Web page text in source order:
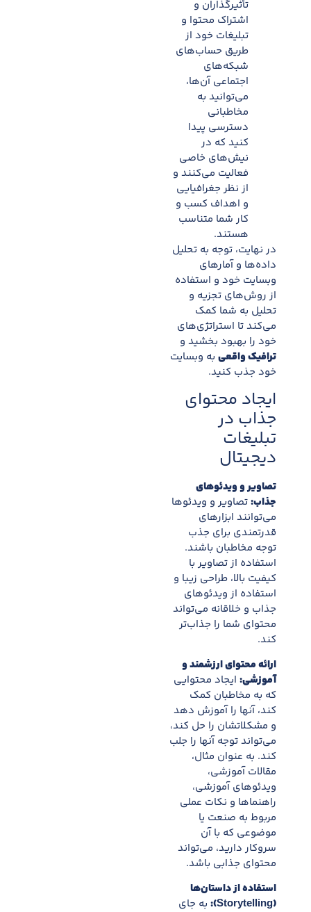
تأثیرگذاران و
اشتراک محتوا و
تبلیغات خود از
طریق حساب‌های
شبکه‌های
اجتماعی آن‌ها،
می‌توانید به
مخاطبانی
دسترسی پیدا
کنید که در
نیش‌های خاصی
فعالیت می‌کنند و
از نظر جغرافیایی
و اهداف کسب و
کار شما متناسب
هستند.
در نهایت، توجه به تحلیل
داده‌ها و آمارهای
وبسایت خود و استفاده
از روش‌های تجزیه و
تحلیل به شما کمک
می‌کند تا استراتژی‌های
خود را بهبود بخشید و
ترافیک واقعی به وبسایت
خود جذب کنید.
ایجاد محتوای
جذاب در
تبلیغات
دیجیتال
تصاویر و ویدئوهای
جذاب:تصاویر و ویدئوها
می‌توانند ابزارهای
قدرتمندی برای جذب
توجه مخاطبان باشند.
استفاده از تصاویر با
کیفیت بالا، طراحی زیبا و
استفاده از ویدئوهای
جذاب و خلاقانه می‌تواند
محتوای شما را جذاب‌تر
کند.
ارائه محتوای ارزشمند و
آموزشی: ایجاد محتوایی
که به مخاطبان کمک
کند، آنها را آموزش دهد
و مشکلاتشان را حل کند،
می‌تواند توجه آنها را جلب
کند. به عنوان مثال،
مقالات آموزشی،
ویدئوهای آموزشی،
راهنماها و نکات عملی
مربوط به صنعت یا
موضوعی که با آن
سروکار دارید، می‌تواند
محتوای جذابی باشد.
استفاده از داستان‌ها
(Storytelling):
به جای